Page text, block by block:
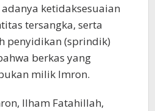
ketidaksesuaian
tersangka, serta
penyidikan (sprindik)
berkas yang
milik Imron.
Ilham Fatahillah,